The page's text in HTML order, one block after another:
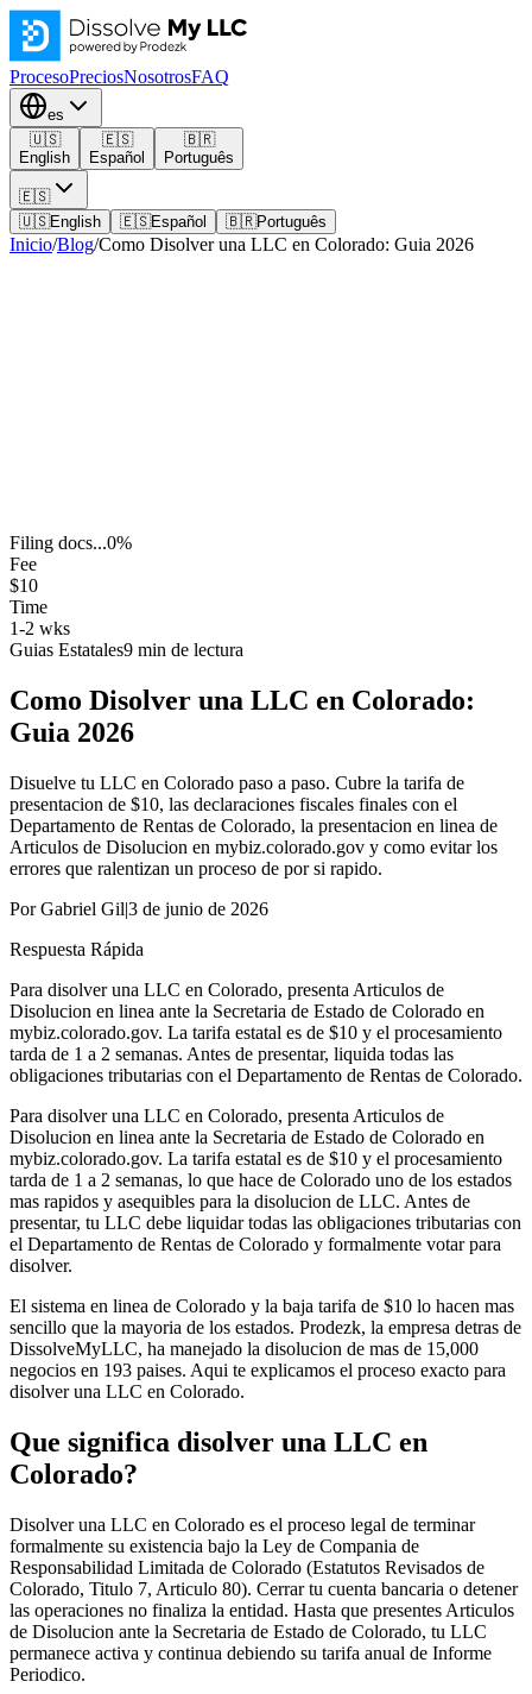
ProcesoPreciosNosotrosFAQ
es
🇺🇸
English
🇪🇸
Español
🇧🇷
Português
🇪🇸
🇺🇸English 🇪🇸Español 🇧🇷Português
Inicio/Blog/Como Disolver una LLC en Colorado: Guia 2026
Filing docs...0%
Fee
$10
Time
1-2 wks
Guias Estatales9 min de lectura
Como Disolver una LLC en Colorado:
Guia 2026
Disuelve tu LLC en Colorado paso a paso. Cubre la tarifa de
presentacion de $10, las declaraciones fiscales finales con el
Departamento de Rentas de Colorado, la presentacion en linea de
Articulos de Disolucion en mybiz.colorado.gov y como evitar los
errores que ralentizan un proceso de por si rapido.
Por Gabriel Gil|3 de junio de 2026
Respuesta Rápida
Para disolver una LLC en Colorado, presenta Articulos de
Disolucion en linea ante la Secretaria de Estado de Colorado en
mybiz.colorado.gov. La tarifa estatal es de $10 y el procesamiento
tarda de 1 a 2 semanas. Antes de presentar, liquida todas las
obligaciones tributarias con el Departamento de Rentas de Colorado.
Para disolver una LLC en Colorado, presenta Articulos de
Disolucion en linea ante la Secretaria de Estado de Colorado en
mybiz.colorado.gov. La tarifa estatal es de $10 y el procesamiento
tarda de 1 a 2 semanas, lo que hace de Colorado uno de los estados
mas rapidos y asequibles para la disolucion de LLC. Antes de
presentar, tu LLC debe liquidar todas las obligaciones tributarias con
el Departamento de Rentas de Colorado y formalmente votar para
disolver.
El sistema en linea de Colorado y la baja tarifa de $10 lo hacen mas
sencillo que la mayoria de los estados. Prodezk, la empresa detras de
DissolveMyLLC, ha manejado la disolucion de mas de 15,000
negocios en 193 paises. Aqui te explicamos el proceso exacto para
disolver una LLC en Colorado.
Que significa disolver una LLC en
Colorado?
Disolver una LLC en Colorado es el proceso legal de terminar
formalmente su existencia bajo la Ley de Compania de
Responsabilidad Limitada de Colorado (Estatutos Revisados de
Colorado, Titulo 7, Articulo 80). Cerrar tu cuenta bancaria o detener
las operaciones no finaliza la entidad. Hasta que presentes Articulos
de Disolucion ante la Secretaria de Estado de Colorado, tu LLC
permanece activa y continua debiendo su tarifa anual de Informe
Periodico.